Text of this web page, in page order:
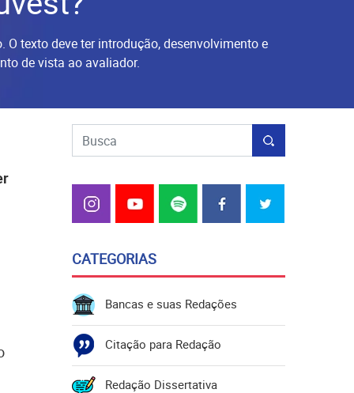
texto deve ter introdução, desenvolvimento e
de vista ao avaliador.
CATEGORIAS
Bancas e suas Redações
Citação para Redação
Redação Dissertativa